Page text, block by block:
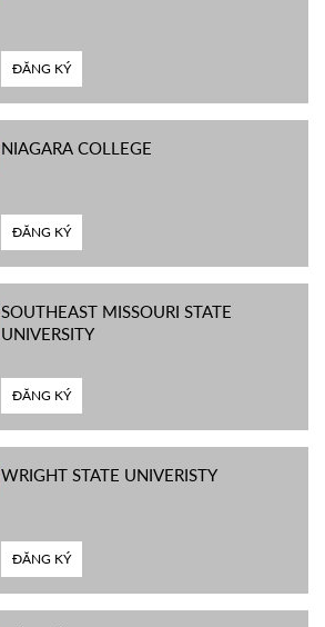
ĐĂNG KÝ
NIAGARA COLLEGE
ĐĂNG KÝ
SOUTHEAST MISSOURI STATE
UNIVERSITY
ĐĂNG KÝ
WRIGHT STATE UNIVERISTY
ĐĂNG KÝ